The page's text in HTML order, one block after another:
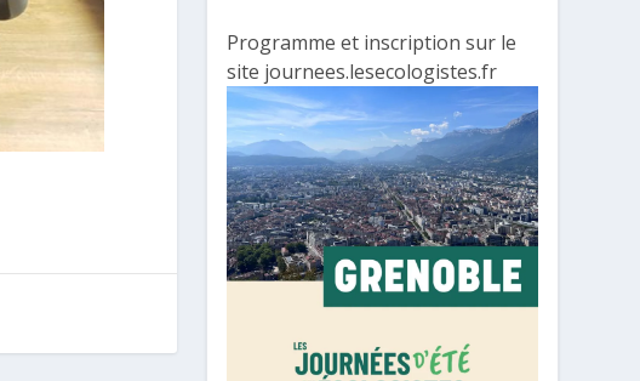
Programme et inscription sur le
site journees.lesecologistes.fr